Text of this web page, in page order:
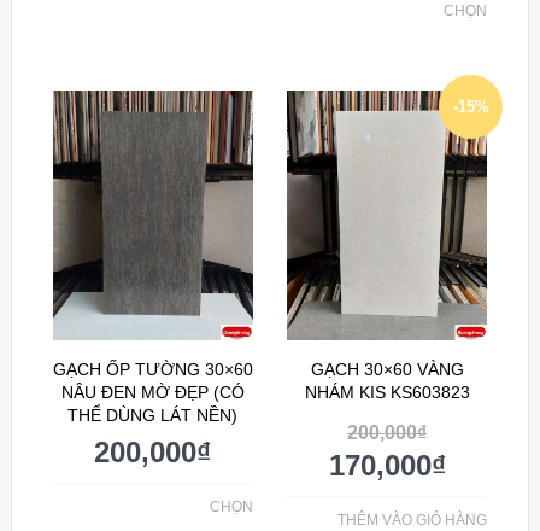
CHỌN
GẠCH ỐP TƯỜNG 30×60
NÂU ĐEN MỜ ĐẸP (CÓ
THỂ DÙNG LÁT NỀN)
200,000₫
CHỌN
-15%
GẠCH 30×60 VÀNG
NHÁM KIS KS603823
200,000₫
170,000₫
THÊM VÀO GIỎ HÀNG